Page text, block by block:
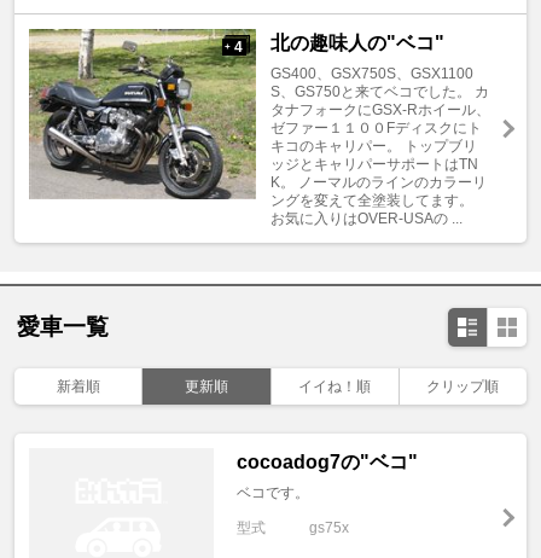
+ 4 北の趣味人の"ベコ"
GS400、GSX750S、GSX1100
S、GS750と来てベコでした。 カ
タナフォークにGSX-Rホイール、
ゼファー１１００Fディスクにト
キコのキャリパー。 トップブリ
ッジとキャリパーサポートはTN
K。 ノーマルのラインのカラーリ
ングを変えて全塗装してます。
お気に入りはOVER-USAの ...
愛車一覧
新着順 更新順 イイね！順 クリップ順
cocoadog7の"ベコ"
ベコです。
型式 gs75x